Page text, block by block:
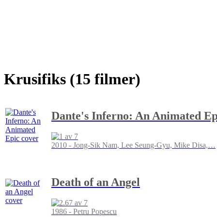
Krusifiks (15 filmer)
Dante's Inferno: An Animated
2010 - Jong-Sik Nam, Lee Seung-Gyu, Mike Disa,…
Death of an Angel
1986 - Petru Popescu